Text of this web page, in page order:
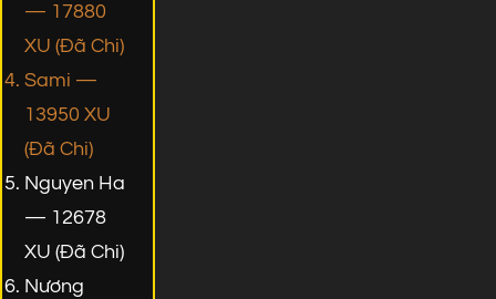
— 17880
XU (Đã Chi)
Sami —
13950 XU
(Đã Chi)
Nguyen Ha
— 12678
XU (Đã Chi)
Nương